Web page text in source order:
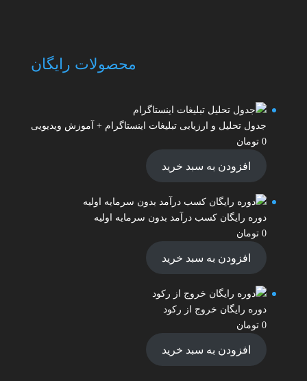
محصولات رایگان
جدول تحلیل و ارزیابی تبلیغات اینستاگرام + آموزش ویدیویی
0 تومان
افزودن به سبد خرید
دوره رایگان کسب درآمد بدون سرمایه اولیه
0 تومان
افزودن به سبد خرید
دوره رایگان خروج از رکود
0 تومان
افزودن به سبد خرید